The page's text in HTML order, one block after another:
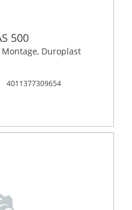
500
Duroplast
4011377309654